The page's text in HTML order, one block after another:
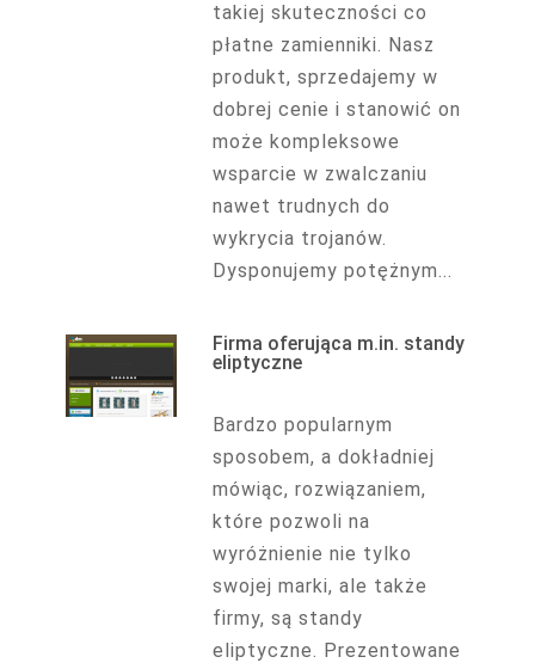
takiej skuteczności co
płatne zamienniki. Nasz
produkt, sprzedajemy w
dobrej cenie i stanowić on
może kompleksowe
wsparcie w zwalczaniu
nawet trudnych do
wykrycia trojanów.
Dysponujemy potężnym...
Firma oferująca m.in. standy
eliptyczne
Bardzo popularnym
sposobem, a dokładniej
mówiąc, rozwiązaniem,
które pozwoli na
wyróżnienie nie tylko
swojej marki, ale także
firmy, są standy
eliptyczne. Prezentowane